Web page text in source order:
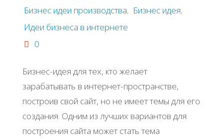
Бизнес идеи производства, Бизнес идея,
Идеи бизнеса в интернете
0
Бизнес-идея для тех, кто желает
зарабатывать в интернет-пространстве,
построив свой сайт, но не имеет темы для его
создания. Одним из лучших вариантов для
построения сайта может стать тема